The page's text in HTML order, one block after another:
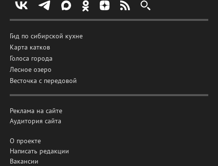
Гид по сибирской кухне
Карта катков
Голоса города
Лесное озеро
Весточка с передовой
Реклама на сайте
Аудитория сайта
О проекте
Написать редакции
Вакансии